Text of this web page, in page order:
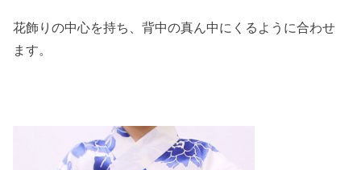
花飾りの中心を持ち、背中の真ん中にくるように合わせ
ます。